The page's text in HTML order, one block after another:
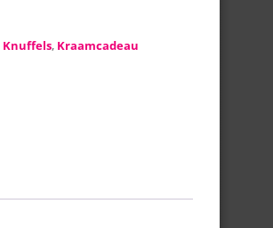
Knuffels, Kraamcadeau